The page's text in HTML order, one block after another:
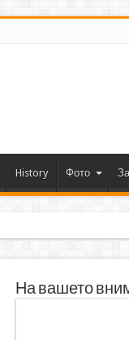
History Фото
На вашето